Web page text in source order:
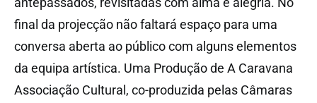
final da projecção não faltará espaço para uma
conversa aberta ao público com alguns elementos
da equipa artística. Uma Produção de A Caravana
Associação Cultural, co-produzida pelas Câmaras